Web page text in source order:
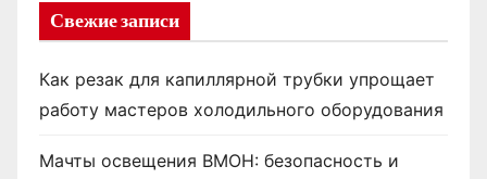
Свежие записи
Как резак для капиллярной трубки упрощает
работу мастеров холодильного оборудования
Мачты освещения ВМОН: безопасность и